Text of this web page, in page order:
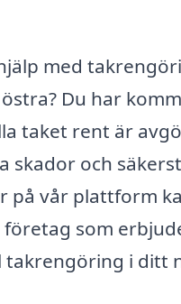
med
Du har
taket rent är
skador och
på vår plattform
som
takrengöring i ditt